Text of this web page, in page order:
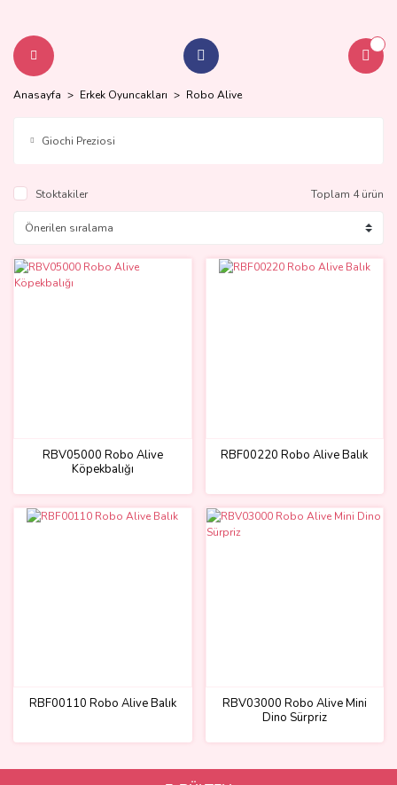
Anasayfa Erkek Oyuncakları Robo Alive
Giochi Preziosi
Stoktakiler Toplam 4 ürün
RBV05000 Robo Alive
Köpekbalığı
RBF00220 Robo Alive Balık
RBF00110 Robo Alive Balık
RBV03000 Robo Alive Mini
Dino Sürpriz